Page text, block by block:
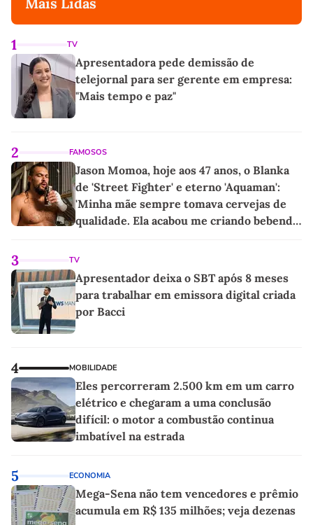
1 TV
Apresentadora pede demissão de
telejornal para ser gerente em empresa:
"Mais tempo e paz"
2 FAMOSOS
Jason Momoa, hoje aos 47 anos, o Blanka
de 'Street Fighter' e eterno 'Aquaman':
'Minha mãe sempre tomava cervejas de
qualidade. Ela acabou me criando bebendo
3 TV
Apresentador deixa o SBT após 8 meses
para trabalhar em emissora digital criada
por Bacci
4 MOBILIDADE
Eles percorreram 2.500 km em um carro
elétrico e chegaram a uma conclusão
difícil: o motor a combustão continua
imbatível na estrada
5 ECONOMIA
Mega-Sena não tem vencedores e prêmio
acumula em R$ 135 milhões; veja dezenas